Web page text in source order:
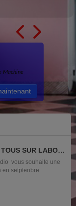
Machine
vous souhaite une
en setptenbre